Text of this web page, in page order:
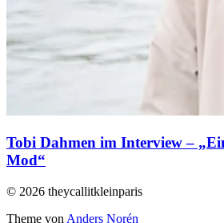
Tobi Dahmen im Interview –
Mod“
© 2026 theycallitkleinparis
Theme von Anders Norén